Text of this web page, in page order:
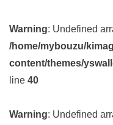
Warning: Undefined
/home/mybouzu/
content/themes/
line 40
Warning: Undefined